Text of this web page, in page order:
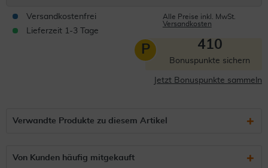
Versandkostenfrei
Lieferzeit 1-3 Tage
Alle Preise inkl. MwSt.
Versandkosten
P 410
Bonuspunkte sichern
Jetzt Bonuspunkte sammeln
Verwandte Produkte zu diesem Artikel
Von Kunden häufig mitgekauft